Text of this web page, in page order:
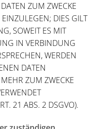
ZUM ZWECKE
DIES GILT
SOWEIT ES MIT
IN VERBINDUNG
WERDEN
DATEN
ZUM ZWECKE
21 ABS. 2 DSGVO).